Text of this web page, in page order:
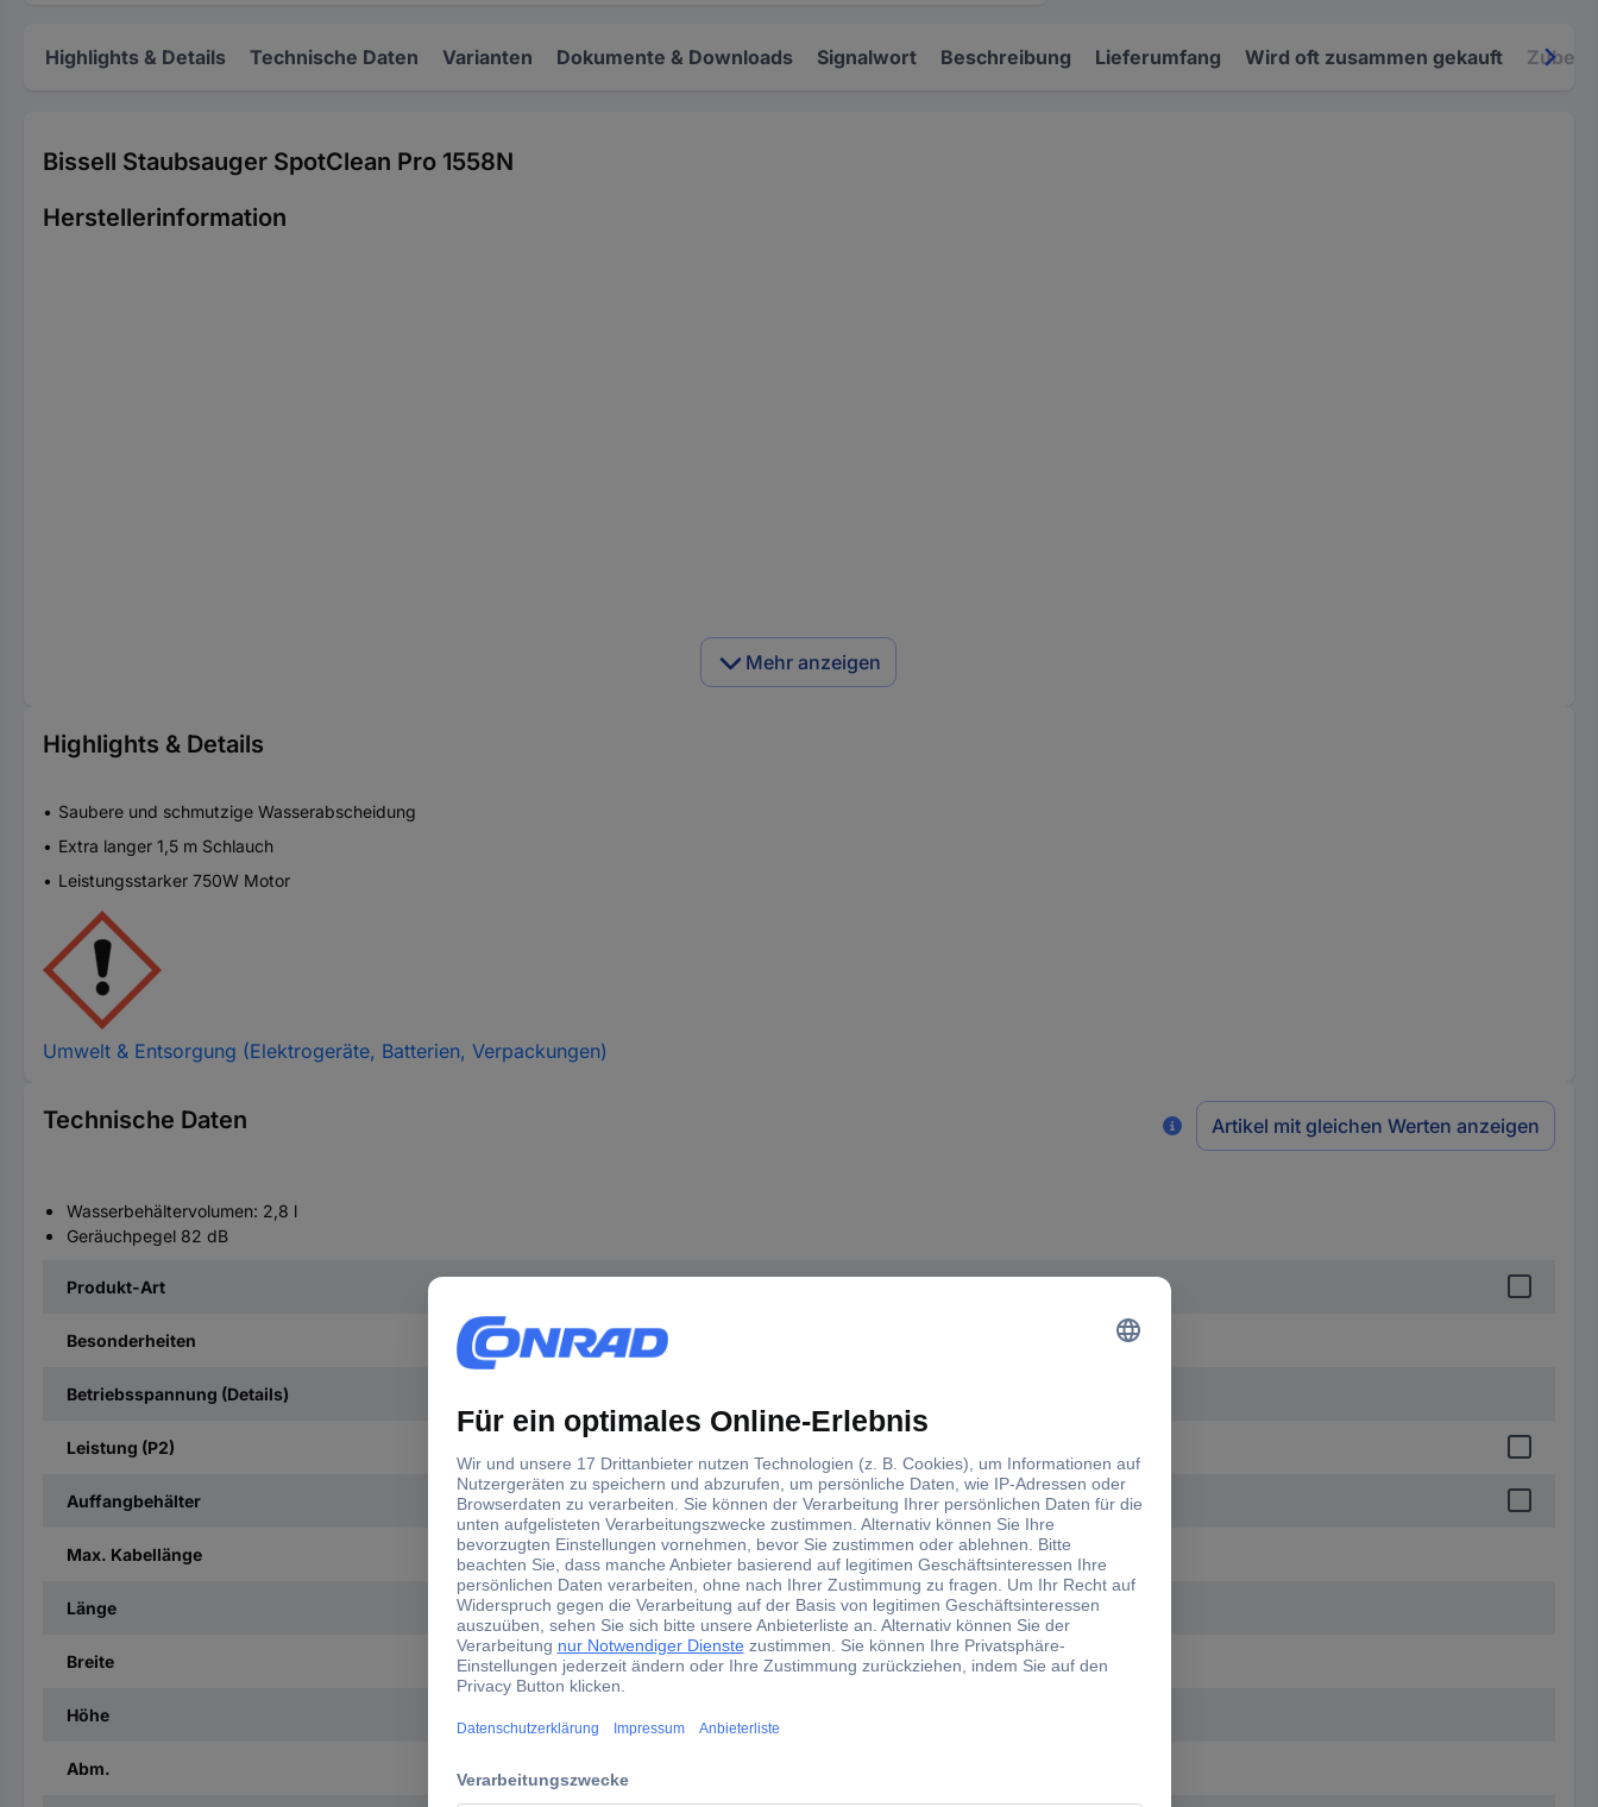
Highlights & Details Technische Daten Varianten Dokumente & Downloads Signalwort Beschreibung Lieferumfang Wird oft zusammen gekauft
Bissell Staubsauger SpotClean Pro 1558N
Herstellerinformation
Mehr anzeigen
Highlights & Details
Saubere und schmutzige Wasserabscheidung
Extra langer 1,5 m Schlauch
Leistungsstarker 750W Motor
Umwelt & Entsorgung (Elektrogeräte, Batterien, Verpackungen)
Technische Daten Artikel mit gleichen Werten anzeigen
Wasserbehältervolumen: 2,8 l
Geräuchpegel 82 dB
Produkt-Art
Besonderheiten
Betriebsspannung (Details)
Leistung (P2)
Auffangbehälter 2.2 l
Max. Kabellänge 6.7 m
Länge 37 cm
Breite 315 mm
Höhe
Abm.